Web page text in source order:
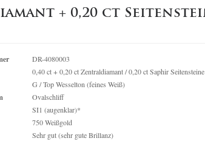
+ 0,20 ct
DR-4080003
0,40 ct + 0,20 ct Zentraldiamant / 0,20 ct Saphir Seitensteine
G / Top Wesselton (feines Weiß)
Ovalschliff
SI1 (augenklar)*
750 Weißgold
Sehr gut (sehr gute Brillanz)